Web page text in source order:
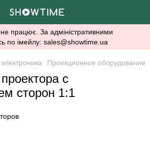
працює. За адміністративними
по імейлу: sales@showtime.ua
Проекционное оборудование
с
сторон 1:1